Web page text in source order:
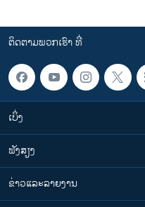
ຕິດຕາມພວກເຮົາ ທີ່
ເບິ່ງ
ຟັງສຽງ
ຂ່າວແລະລາຍງານ